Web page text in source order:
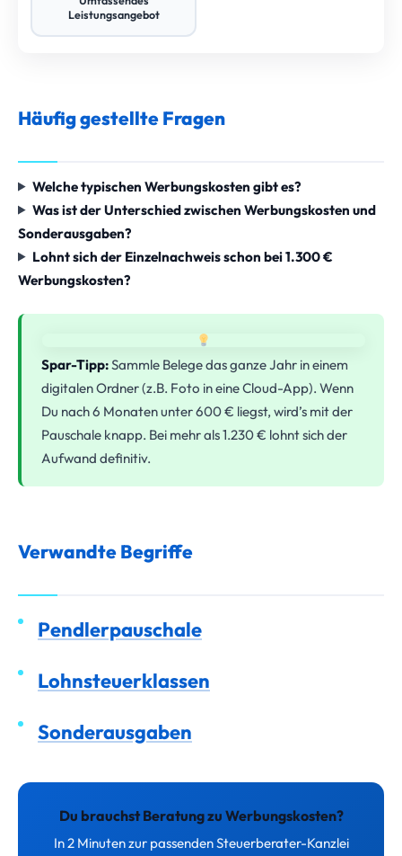
Leistungsangebot
Häufig gestellte Fragen
Welche typischen Werbungskosten gibt es?
Was ist der Unterschied zwischen Werbungskosten und
Sonderausgaben?
Lohnt sich der Einzelnachweis schon bei 1.300 €
Werbungskosten?
Spar-Tipp:Sammle Belege das ganze Jahr in einem
digitalen Ordner (z.B. Foto in eine Cloud-App). Wenn
Du nach 6 Monaten unter 600 € liegst, wird’s mit der
Pauschale knapp. Bei mehr als 1.230 € lohnt sich der
Aufwand definitiv.
Verwandte Begriffe
Pendlerpauschale
Lohnsteuerklassen
Sonderausgaben
Du brauchst Beratung zu Werbungskosten?
In 2 Minuten zur passenden Steuerberater-Kanzlei